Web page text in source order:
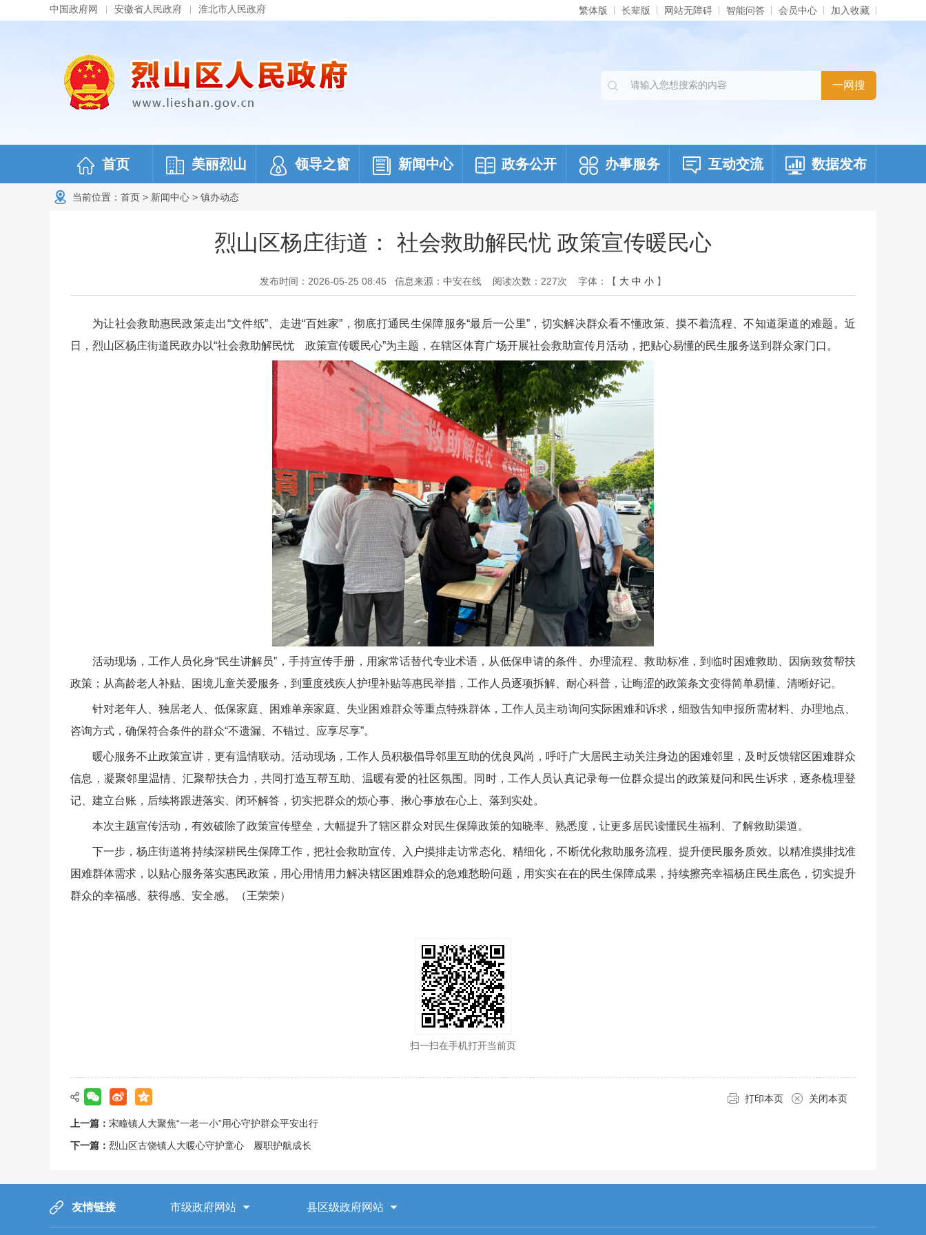
中国政府网 安徽省人民政府 淮北市人民政府 繁体版 长辈版 网站无障碍 智能问答 会员中心 加入收藏
首页 美丽烈山 领导之窗 新闻中心 政务公开 办事服务 互动交流 数据发布
当前位置： 首页 > 新闻中心 > 镇办动态
烈山区杨庄街道： 社会救助解民忧 政策宣传暖民心
发布时间：2026-05-25 08:45 信息来源：中安在线 阅读次数： 227次 字体：【 大 中 小 】
为让社会救助惠民政策走出“文件纸”、走进“百姓家”，彻底打通民生保障服务“最后一公里”，切实解决群众看不懂政策、摸不着流程、不知道渠道的难题。近
日，烈山区杨庄街道民政办以“社会救助解民忧 政策宣传暖民心”为主题，在辖区体育广场开展社会救助宣传月活动，把贴心易懂的民生服务送到群众家门口。
活动现场，工作人员化身“民生讲解员”，手持宣传手册，用家常话替代专业术语，从低保申请的条件、办理流程、救助标准，到临时困难救助、因病致贫帮扶
政策；从高龄老人补贴、困境儿童关爱服务，到重度残疾人护理补贴等惠民举措，工作人员逐项拆解、耐心科普，让晦涩的政策条文变得简单易懂、清晰好记。
针对老年人、独居老人、低保家庭、困难单亲家庭、失业困难群众等重点特殊群体，工作人员主动询问实际困难和诉求，细致告知申报所需材料、办理地点、
咨询方式，确保符合条件的群众“不遗漏、不错过、应享尽享”。
暖心服务不止政策宣讲，更有温情联动。活动现场，工作人员积极倡导邻里互助的优良风尚，呼吁广大居民主动关注身边的困难邻里，及时反馈辖区困难群众
信息，凝聚邻里温情、汇聚帮扶合力，共同打造互帮互助、温暖有爱的社区氛围。同时，工作人员认真记录每一位群众提出的政策疑问和民生诉求，逐条梳理登
记、建立台账，后续将跟进落实、闭环解答，切实把群众的烦心事、揪心事放在心上、落到实处。
本次主题宣传活动，有效破除了政策宣传壁垒，大幅提升了辖区群众对民生保障政策的知晓率、熟悉度，让更多居民读懂民生福利、了解救助渠道。
下一步，杨庄街道将持续深耕民生保障工作，把社会救助宣传、入户摸排走访常态化、精细化，不断优化救助服务流程、提升便民服务质效。以精准摸排找准
困难群体需求，以贴心服务落实惠民政策，用心用情用力解决辖区困难群众的急难愁盼问题，用实实在在的民生保障成果，持续擦亮幸福杨庄民生底色，切实提升
群众的幸福感、获得感、安全感。（王荣荣）
扫一扫在手机打开当前页
打印本页 关闭本页
上一篇： 宋疃镇人大聚焦“一老一小”用心守护群众平安出行
下一篇： 烈山区古饶镇人大暖心守护童心 履职护航成长
友情链接 市级政府网站 县区级政府网站